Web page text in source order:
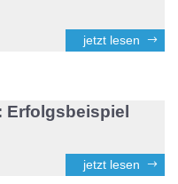
jetzt lesen
Erfolgsbeispiel
jetzt lesen